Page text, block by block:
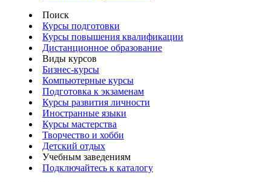
Поиск
Курсы подготовки
Курсы повышения квалификации
Дистанционное образование
Виды курсов
Бизнес-курсы
Компьютерные курсы
Подготовка к экзаменам
Курсы развития личности
Иностранные языки
Курсы мастерства
Творчество и хобби
Детский отдых
Учебным заведениям
Подключайтесь к каталогу